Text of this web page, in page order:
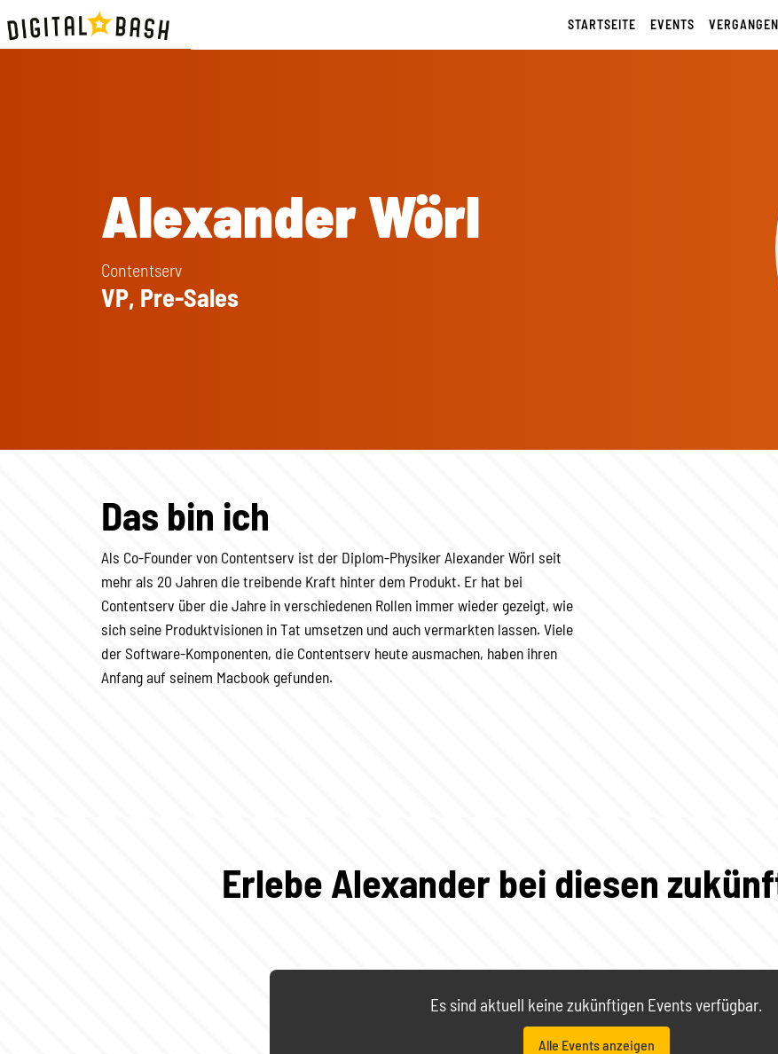
STARTSEITE EVENTS
Alexander Wörl
Contentserv
VP, Pre-Sales
Das bin ich
Als Co-Founder von Contentserv ist der Diplom-Physiker Alexander Wörl seit
mehr als 20 Jahren die treibende Kraft hinter dem Produkt. Er hat bei
Contentserv über die Jahre in verschiedenen Rollen immer wieder gezeigt, wie
sich seine Produktvisionen in Tat umsetzen und auch vermarkten lassen. Viele
der Software-Komponenten, die Contentserv heute ausmachen, haben ihren
Anfang auf seinem Macbook gefunden.
Erlebe Alexander bei diesen
Es sind aktuell keine zukünftigen Events verfügbar.
Alle Events anzeigen